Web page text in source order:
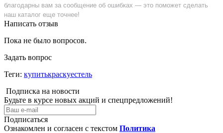
благодарны вам за сообщение об ошибках — это поможет сделать
наш каталог еще точнее!
Написать отзыв
Пока не было вопросов.
Задать вопрос
Теги: купитькраскуестель
Подписка на новости
Будьте в курсе новых акций и спецпредложений!
Подписаться
Ознакомлен и согласен с текстом Политика